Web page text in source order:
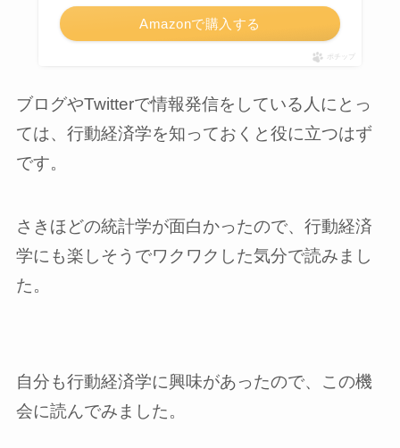
Amazonで購入する
ポチップ
ブログやTwitterで情報発信をしている人にとっ
ては、行動経済学を知っておくと役に立つはず
です。
さきほどの統計学が面白かったので、行動経済
学にも楽しそうでワクワクした気分で読みまし
た。
自分も行動経済学に興味があったので、この機
会に読んでみました。